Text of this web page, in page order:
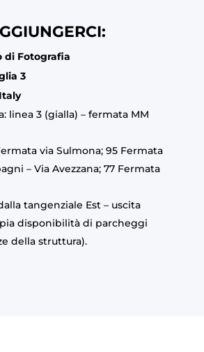
di Fotografia
3
linea 3 (gialla) – fermata MM
via Sulmona; 95 Fermata
– Via Avezzana; 77 Fermata
tangenziale Est – uscita
disponibilità di parcheggi
della struttura).